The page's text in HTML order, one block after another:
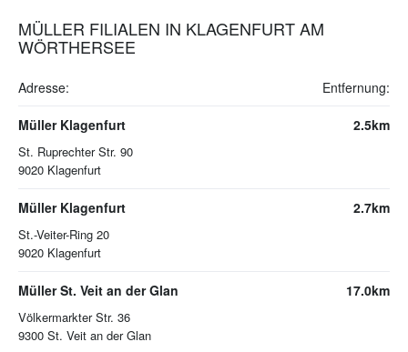
MÜLLER FILIALEN IN KLAGENFURT AM
WÖRTHERSEE
Adresse: Entfernung:
Müller Klagenfurt
St. Ruprechter Str. 90
9020 Klagenfurt
2.5km
Müller Klagenfurt
St.-Veiter-Ring 20
9020 Klagenfurt
2.7km
Müller St. Veit an der Glan
Völkermarkter Str. 36
9300 St. Veit an der Glan
17.0km